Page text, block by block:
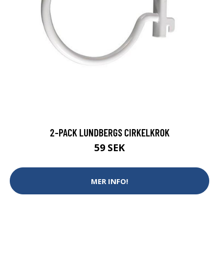
2-PACK LUNDBERGS CIRKELKROK
59 SEK
MER INFO!